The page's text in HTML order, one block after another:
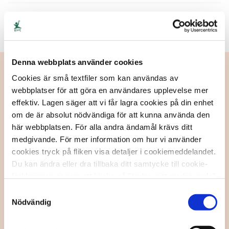
Denna webbplats använder cookies
Cookies är små textfiler som kan användas av
webbplatser för att göra en användares upplevelse mer
effektiv. Lagen säger att vi får lagra cookies på din enhet
om de är absolut nödvändiga för att kunna använda den
här webbplatsen. För alla andra ändamål krävs ditt
medgivande. För mer information om hur vi använder
cookies tryck på fliken visa detaljer i cookiemeddelandet.
Du kan ändra eller dra tillbaka ditt samtycke till cookie-
Nödvändig
ECPAT Hotline
Relaterade artiklar